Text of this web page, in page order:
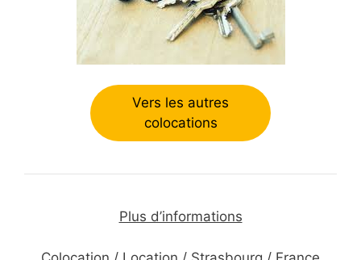
Vers les autres
colocations
Plus d’informations